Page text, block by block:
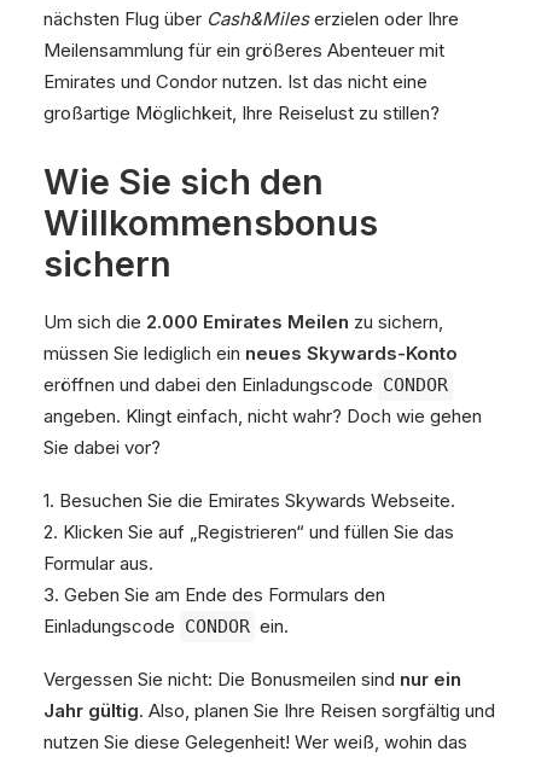
nächsten Flug über Cash&Mileserzielen oder Ihre
Meilensammlung für ein größeres Abenteuer mit
Emirates und Condor nutzen. Ist das nicht eine
großartige Möglichkeit, Ihre Reiselust zu stillen?
Wie Sie sich den
Willkommensbonus
sichern
Um sich die 2.000 Emirates Meilen zu sichern,
müssen Sie lediglich ein neues Skywards-Konto
eröffnen und dabei den Einladungscode CONDOR
angeben. Klingt einfach, nicht wahr? Doch wie gehen
Sie dabei vor?
1. Besuchen Sie die Emirates Skywards Webseite.
2. Klicken Sie auf „Registrieren“ und füllen Sie das
Formular aus.
3. Geben Sie am Ende des Formulars den
Einladungscode CONDOR ein.
Vergessen Sie nicht: Die Bonusmeilen sind nur ein
Jahr gültig. Also, planen Sie Ihre Reisen sorgfältig und
nutzen Sie diese Gelegenheit! Wer weiß, wohin das